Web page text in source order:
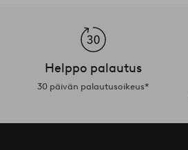
Helppo palautus
30 päivän palautusoikeus*